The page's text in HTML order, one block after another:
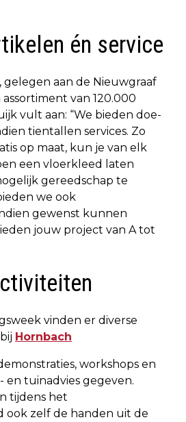
én service
gelegen aan de Nieuwgraaf
van 120.000
vult aan: “We bieden doe-
tientallen services. Zo
op maat, kun je van elk
een vloerkleed laten
gereedschap te
we ook
gewenst kunnen
jouw project van A tot
vinden er diverse
Hornbach
workshops en
tuinadvies gegeven.
tijdens het
ook zelf de handen uit de